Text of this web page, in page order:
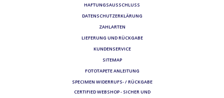
HAFTUNGSAUSSCHLUSS
DATENSCHUTZERKLÄRUNG
ZAHLARTEN
LIEFERUNG UND RÜCKGABE
KUNDENSERVICE
SITEMAP
FOTOTAPETE ANLEITUNG
SPECIMEN WIDERRUFS- / RÜCKGABE
CERTIFIED WEBSHOP - SICHER UND